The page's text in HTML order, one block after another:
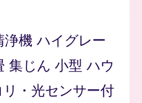
機 ハイグレー
集じん 小型 ハウ
・光センサー付